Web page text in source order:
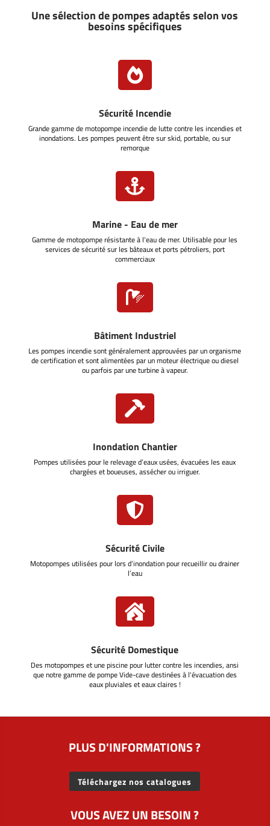
Une sélection de pompes adaptés selon vos
besoins spécifiques

Sécurité Incendie
Grande gamme de motopompe incendie de lutte contre les incendies et
inondations. Les pompes peuvent être sur skid, portable, ou sur
remorque

Marine - Eau de mer
Gamme de motopompe résistante à l'eau de mer. Utilisable pour les
services de sécurité sur les bâteaux et ports pétroliers, port
commerciaux

Bâtiment Industriel
Les pompes incendie sont généralement approuvées par un organisme
de certification et sont alimentées par un moteur électrique ou diesel
ou parfois par une turbine à vapeur.

Inondation Chantier
Pompes utilisées pour le relevage d’eaux usées, évacuées les eaux
chargées et boueuses, assécher ou irriguer.

Sécurité Civile
Motopompes utilisées pour lors d’inondation pour recueillir ou drainer
l’eau

Sécurité Domestique
Des motopompes et une piscine pour lutter contre les incendies, ansi
que notre gamme de pompe Vide-cave destinées à l'évacuation des
eaux pluviales et eaux claires !
PLUS D'INFORMATIONS ?
Téléchargez nos catalogues
VOUS AVEZ UN BESOIN ?